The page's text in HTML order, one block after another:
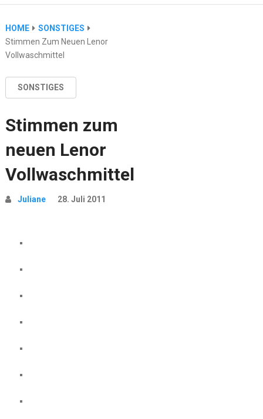
HOME
SONSTIGES
Stimmen Zum Neuen Lenor
Vollwaschmittel
SONSTIGES
Stimmen zum
neuen Lenor
Vollwaschmittel
Juliane 28. Juli 2011